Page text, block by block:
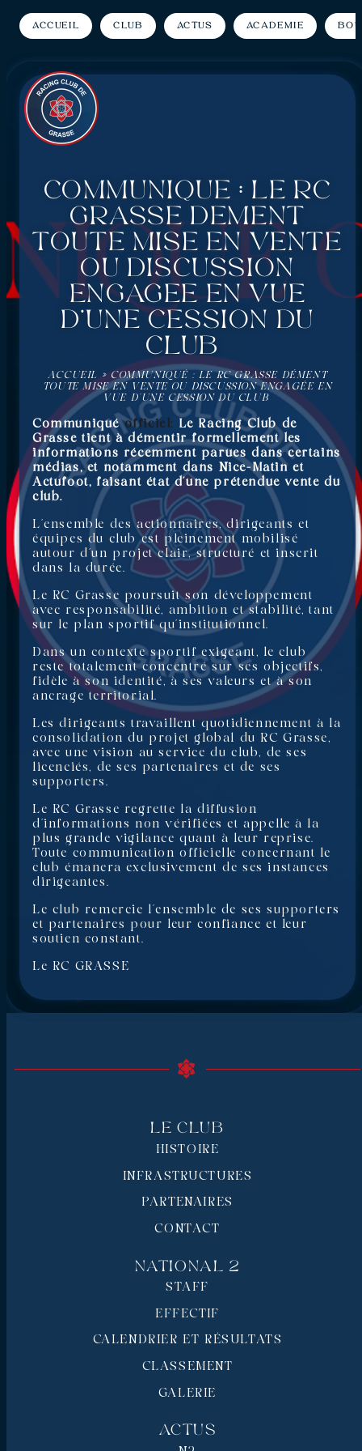
Accueil Club Actus Académie
Communiqué : Le RC
Grasse dément
toute mise en vente
ou discussion
engagée en vue
d’une cession du
club
ACCUEIL »COMMUNIQUÉ : LE RC GRASSE DÉMENT
TOUTE MISE EN VENTE OU DISCUSSION ENGAGÉE EN
VUE D’UNE CESSION DU CLUB
Communiquéofficiel: Le Racing Club de
Grasse tient à démentir formellement les
informations récemment parues dans certains
médias, et notamment dans Nice-Matin et
Actufoot, faisant état d’une prétendue vente du
club.
L’ensemble des actionnaires, dirigeants et
équipes du club est pleinement mobilisé
autour d’un projet clair, structuré et inscrit
dans la durée.
Le RC Grasse poursuit son développement
avec responsabilité, ambition et stabilité, tant
sur le plan sportif qu’institutionnel.
Dans un contexte sportif exigeant, le club
reste totalement concentré sur ses objectifs,
fidèle à son identité, à ses valeurs et à son
ancrage territorial.
Les dirigeants travaillent quotidiennement à la
consolidation du projet global du RC Grasse,
avec une vision au service du club, de ses
licenciés, de ses partenaires et de ses
supporters.
Le RC Grasse regrette la diffusion
d’informations non vérifiées et appelle à la
plus grande vigilance quant à leur reprise.
Toute communication officielle concernant le
club émanera exclusivement de ses instances
dirigeantes.
Le club remercie l’ensemble de ses supporters
et partenaires pour leur confiance et leur
soutien constant.
Le RC GRASSE
Le Club
HISTOIRE
INFRASTRUCTURES
PARTENAIRES
CONTACT
National 2
STAFF
EFFECTIF
CALENDRIER ET RÉSULTATS
CLASSEMENT
GALERIE
Actus